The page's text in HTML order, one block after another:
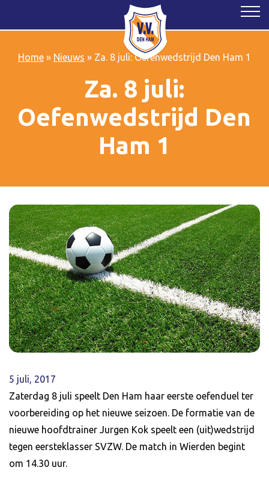
Home» Nieuws » Za. 8 juli: Oefenwedstrijd Den Ham 1
Za. 8 juli:
Oefenwedstrijd Den
Ham 1
5 juli, 2017
Zaterdag 8 juli speelt Den Ham haar eerste oefenduel ter
voorbereiding op het nieuwe seizoen. De formatie van de
nieuwe hoofdtrainer Jurgen Kok speelt een (uit)wedstrijd
tegen eersteklasser SVZW. De match in Wierden begint
om 14.30 uur.